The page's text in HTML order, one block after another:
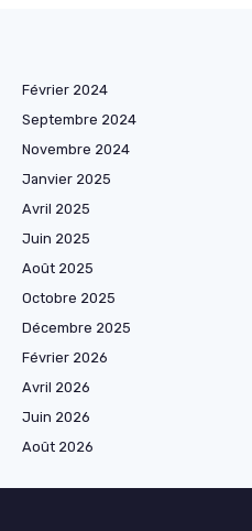
Février 2024
Septembre 2024
Novembre 2024
Janvier 2025
Avril 2025
Juin 2025
Août 2025
Octobre 2025
Décembre 2025
Février 2026
Avril 2026
Juin 2026
Août 2026